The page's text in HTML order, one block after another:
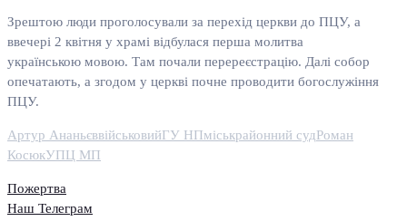
Зрештою люди проголосували за перехід церкви до ПЦУ, а
ввечері 2 квітня у храмі відбулася перша молитва
українською мовою. Там почали перереєстрацію. Далі собор
опечатають, а згодом у церкві почне проводити богослужіння
ПЦУ.
Артур АнаньєввійськовийГУ НПміськрайонний судРоман
КосюкУПЦ МП
Пожертва
Наш Телеграм